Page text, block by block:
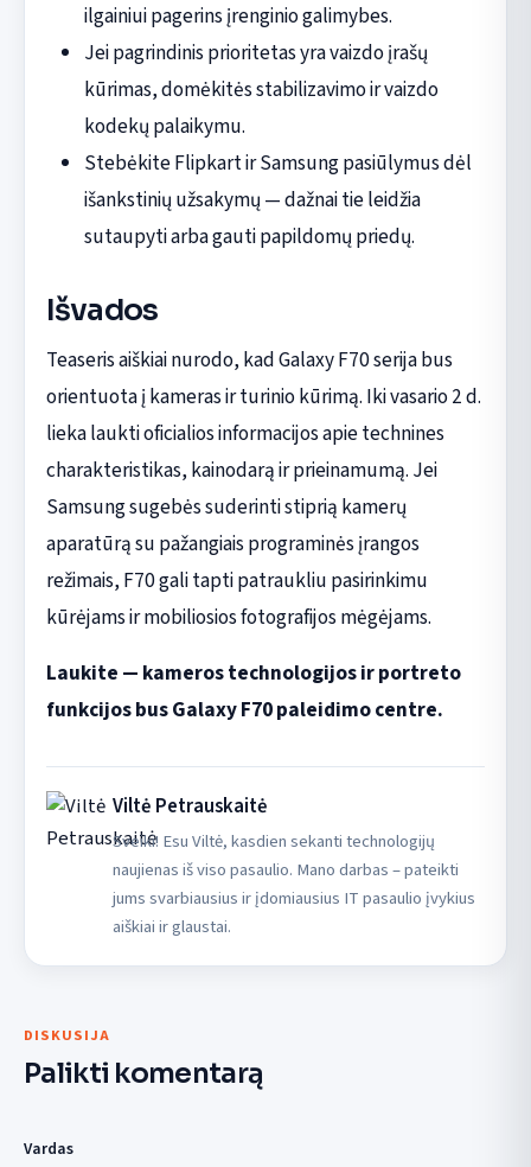
ilgainiui pagerins įrenginio galimybes.
Jei pagrindinis prioritetas yra vaizdo įrašų
kūrimas, domėkitės stabilizavimo ir vaizdo
kodekų palaikymu.
Stebėkite Flipkart ir Samsung pasiūlymus dėl
išankstinių užsakymų — dažnai tie leidžia
sutaupyti arba gauti papildomų priedų.
Išvados
Teaseris aiškiai nurodo, kad Galaxy F70 serija bus
orientuota į kameras ir turinio kūrimą. Iki vasario 2 d.
lieka laukti oficialios informacijos apie technines
charakteristikas, kainodarą ir prieinamumą. Jei
Samsung sugebės suderinti stiprią kamerų
aparatūrą su pažangiais programinės įrangos
režimais, F70 gali tapti patraukliu pasirinkimu
kūrėjams ir mobiliosios fotografijos mėgėjams.
Laukite — kameros technologijos ir portreto
funkcijos bus Galaxy F70 paleidimo centre.
Viltė Petrauskaitė
Sveiki! Esu Viltė, kasdien sekanti technologijų
naujienas iš viso pasaulio. Mano darbas – pateikti
jums svarbiausius ir įdomiausius IT pasaulio įvykius
aiškiai ir glaustai.
DISKUSIJA
Palikti komentarą
Vardas